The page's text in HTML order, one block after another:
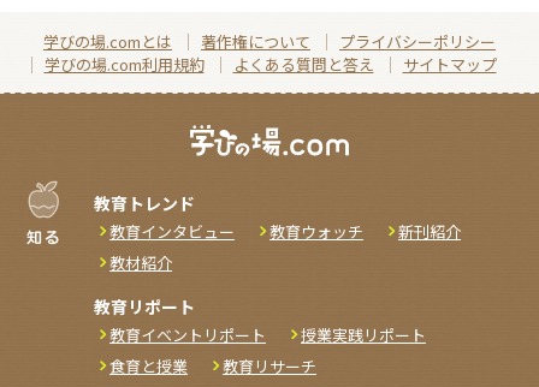
学びの場.comとは 著作権について
プライバシーポリシー
学びの場.com利用規約
よくある質問と答え サイトマップ
教育トレンド
教育インタビュー 教育ウォッチ
新刊紹介
教材紹介
教育リポート
教育イベントリポート
授業実践リポート
食育と授業
教育リサーチ